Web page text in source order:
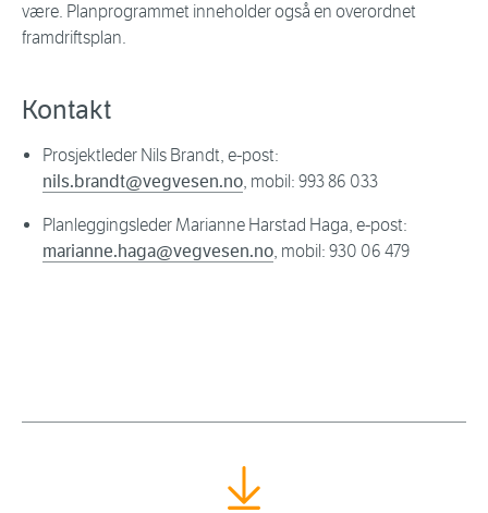
være. Planprogrammet inneholder også en overordnet
framdriftsplan.
Kontakt
Prosjektleder Nils Brandt, e-post:
nils.brandt@vegvesen.no, mobil: 993 86 033
Planleggingsleder Marianne Harstad Haga, e-post:
marianne.haga@vegvesen.no, mobil: 930 06 479